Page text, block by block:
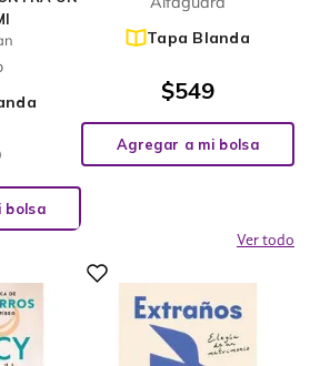
bolsa
Tapa Blanda
$549
Agregar a mi bolsa
Ver todo